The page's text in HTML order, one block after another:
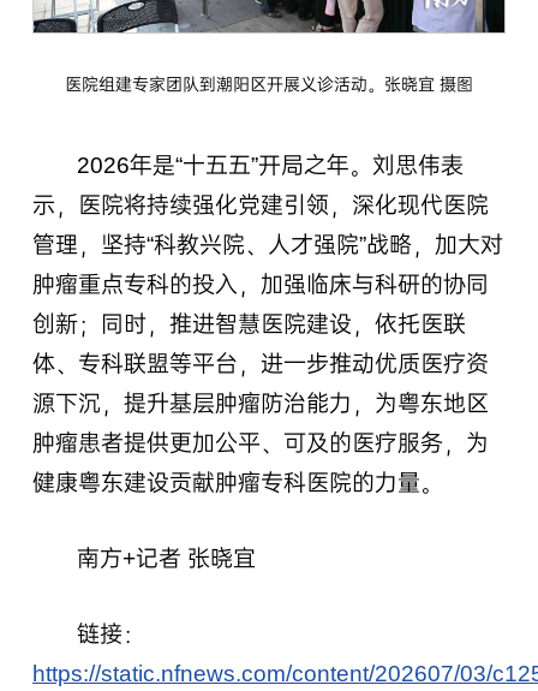
医院组建专家团队到潮阳区开展义诊活动。张晓宜 摄图
2026年是“十五五”开局之年。刘思伟表
示，医院将持续强化党建引领，深化现代医院
管理，坚持“科教兴院、人才强院”战略，加大对
肿瘤重点专科的投入，加强临床与科研的协同
创新；同时，推进智慧医院建设，依托医联
体、专科联盟等平台，进一步推动优质医疗资
源下沉，提升基层肿瘤防治能力，为粤东地区
肿瘤患者提供更加公平、可及的医疗服务，为
健康粤东建设贡献肿瘤专科医院的力量。
南方+记者 张晓宜
链接：
https://static.nfnews.com/content/202607/03/